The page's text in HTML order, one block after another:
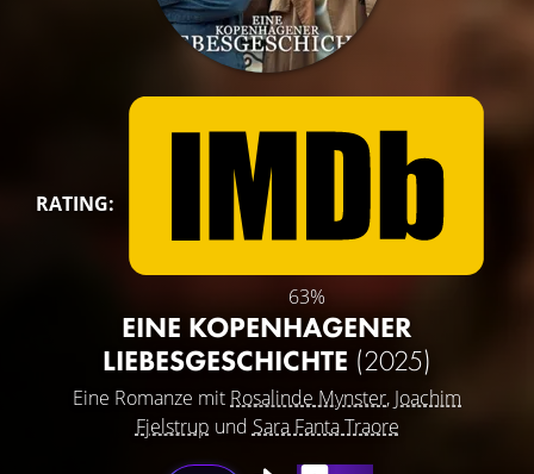
RATING:
63%
EINE KOPENHAGENER
LIEBESGESCHICHTE (2025)
Eine Romanze mit Rosalinde Mynster, Joachim
Fjelstrup und Sara Fanta Traore